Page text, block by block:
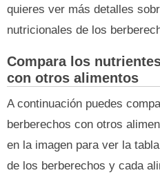
quieres ver más detalles
nutricionales de los
Compara los
con otros alimentos
A continuación puedes
berberechos con otros
en la imagen para ver la
de los berberechos y cada